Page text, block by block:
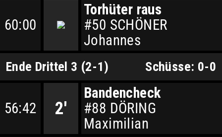
60:00
Torhüter raus
#50 SCHÖNER
Johannes
Ende Drittel 3 (2-1) Schüsse: 0-0
56:42 2'
Bandencheck
#88 DÖRING
Maximilian